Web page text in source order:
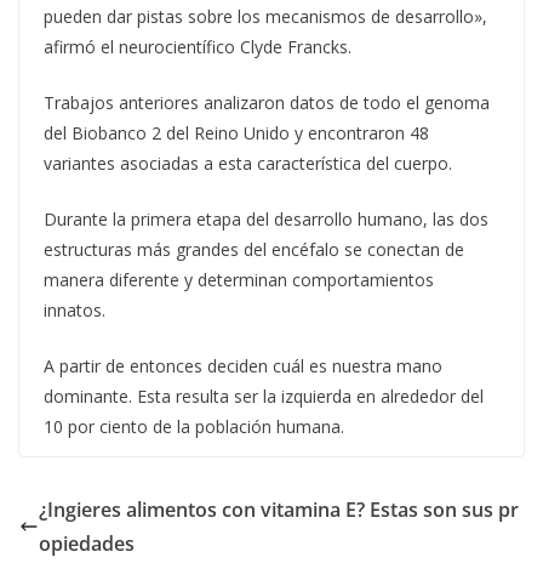
pueden dar pistas sobre los mecanismos de desarrollo»,
afirmó el neurocientífico Clyde Francks.
Trabajos anteriores analizaron datos de todo el genoma
del Biobanco 2 del Reino Unido y encontraron 48
variantes asociadas a esta característica del cuerpo.
Durante la primera etapa del desarrollo humano, las dos
estructuras más grandes del encéfalo se conectan de
manera diferente y determinan comportamientos
innatos.
A partir de entonces deciden cuál es nuestra mano
dominante. Esta resulta ser la izquierda en alrededor del
10 por ciento de la población humana.
¿Ingieres alimentos con vitamina E? Estas son sus pr
opiedades